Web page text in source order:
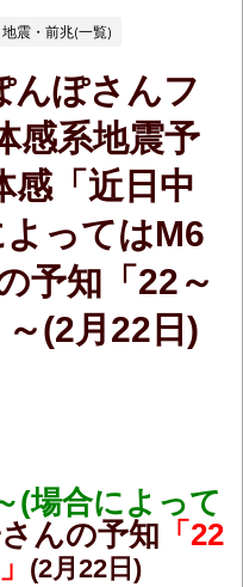
震・前兆(一覧)
んぽさんフ
感系地震予
感「近日中
ってはM6
予知「22～
(2月22日)
(場合によって
んの予知 「22
(2月22日)